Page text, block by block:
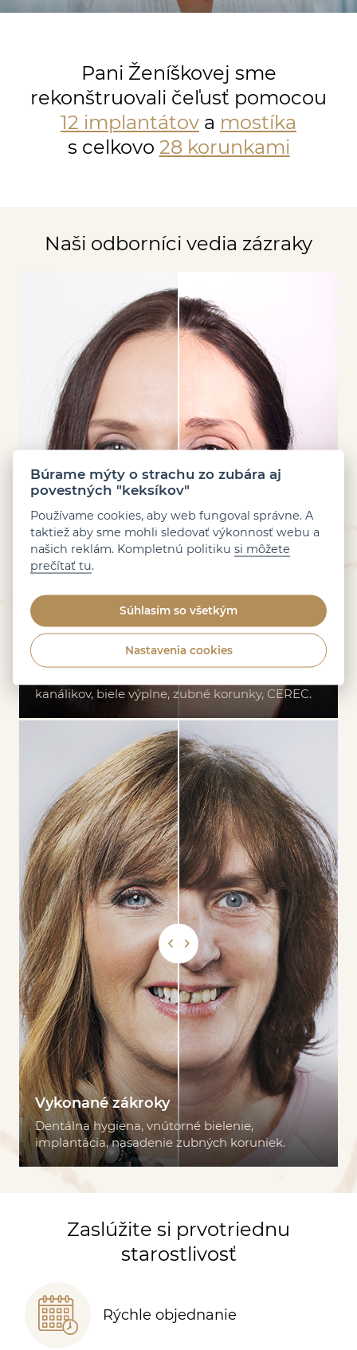
Pani Ženíškovej sme
rekonštruovali čeľusť pomocou
12 implantátov a mostíka
s celkovo 28 korunkami
Naši odborníci vedia zázraky
Vykonané zákroky
kanálikov, biele výplne, zubné korunky, CEREC.
Vykonané zákroky
Dentálna hygiena, vnútorné bielenie,
implantácia, nasadenie zubných koruniek.
Zaslúžite si prvotriednu
starostlivosť
Rýchle objednanie
Búrame mýty o strachu zo zubára aj
povestných "keksíkov"
Používame cookies, aby web fungoval správne. A
taktiež aby sme mohli sledovať výkonnosť webu a
našich reklám. Kompletnú politikusi môžete
prečítať tu.
Súhlasím so všetkým
Nastavenia cookies